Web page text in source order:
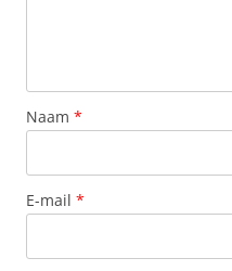
Naam *
E-mail *